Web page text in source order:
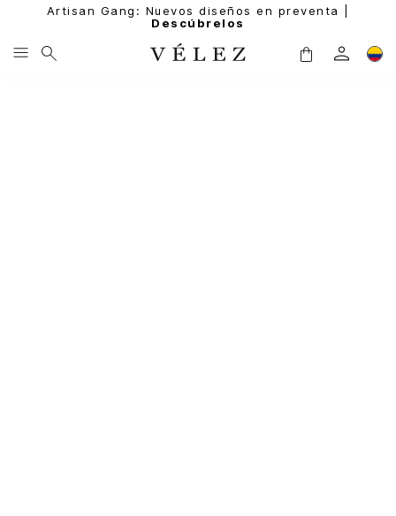
Artisan Gang: Nuevos diseños en preventa |
Descúbrelos